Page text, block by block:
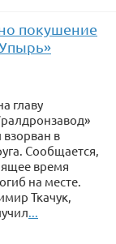
покушение
главу
в
Сообщается,
время
на месте.
Ткачук,
...